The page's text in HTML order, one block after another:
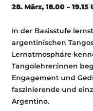
28. März, 18.00 – 19.15
In der Basisstufe
argentinischen
Lernatmosphäre
Tangolehrer:innen
Engagement und
faszinierende und
Argentino.